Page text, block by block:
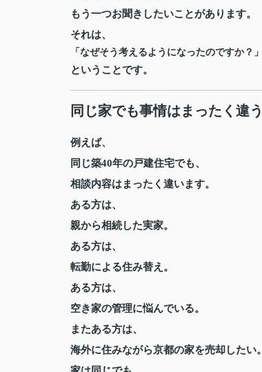
もう一つお聞きしたいことがあります。
それは、
「なぜそう考えるようになったのですか？」
ということです。
同じ家でも事情はまったく違う
例えば、
同じ築40年の戸建住宅でも、
相談内容はまったく違います。
ある方は、
親から相続した実家。
ある方は、
転勤による住み替え。
ある方は、
空き家の管理に悩んでいる。
またある方は、
海外に住みながら京都の家を売却したい。